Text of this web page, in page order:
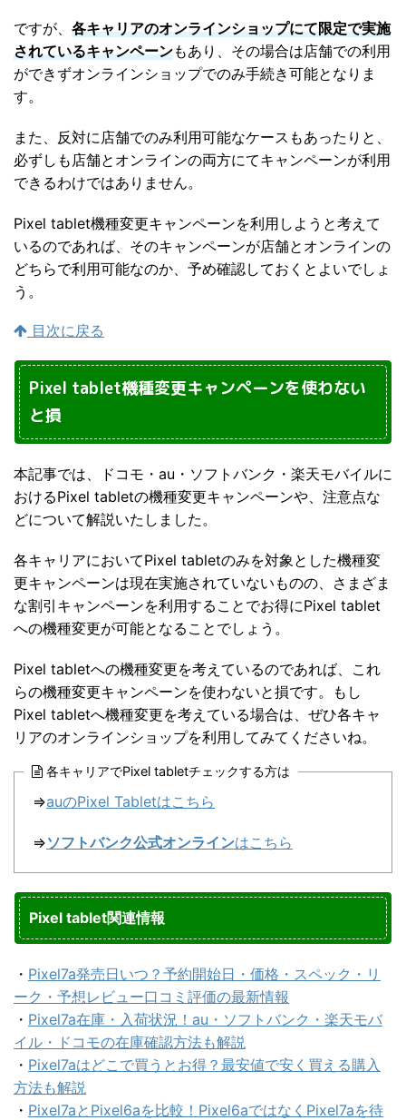
ですが、 各キャリアのオンラインショップにて限定で実施
されているキャンペーンもあり、その場合は店舗での利用
ができずオンラインショップでのみ手続き可能となりま
す。
また、反対に店舗でのみ利用可能なケースもあったりと、
必ずしも店舗とオンラインの両方にてキャンペーンが利用
できるわけではありません。
Pixel tablet機種変更キャンペーンを利用しようと考えて
いるのであれば、そのキャンペーンが店舗とオンラインの
どちらで利用可能なのか、予め確認しておくとよいでしょ
う。
目次に戻る
Pixel tablet機種変更キャンペーンを使わない
と損
本記事では、ドコモ・au・ソフトバンク・楽天モバイルに
おけるPixel tabletの機種変更キャンペーンや、注意点な
どについて解説いたしました。
各キャリアにおいてPixel tabletのみを対象とした機種変
更キャンペーンは現在実施されていないものの、さまざま
な割引キャンペーンを利用することでお得にPixel tablet
への機種変更が可能となることでしょう。
Pixel tabletへの機種変更を考えているのであれば、これ
らの機種変更キャンペーンを使わないと損です。もし
Pixel tabletへ機種変更を考えている場合は、ぜひ各キャ
リアのオンラインショップを利用してみてくださいね。
各キャリアでPixel tabletチェックする方は
⇒auのPixel Tabletはこちら
⇒ソフトバンク公式オンラインはこちら
Pixel tablet関連情報
・ Pixel7a発売日いつ？予約開始日・価格・スペック・リ
ーク・予想レビュー口コミ評価の最新情報
・ Pixel7a在庫・入荷状況！au・ソフトバンク・楽天モバ
イル・ドコモの在庫確認方法も解説
・ Pixel7aはどこで買うとお得？最安値で安く買える購入
方法も解説
・ Pixel7aとPixel6aを比較！Pixel6aではなくPixel7aを待